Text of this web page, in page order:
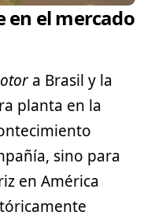
en el mercado
a Brasil y la
planta en la
sino para
en América